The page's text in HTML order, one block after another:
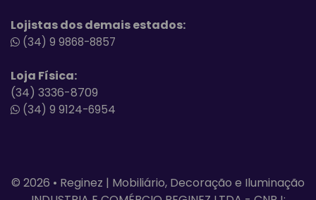
Lojistas dos demais estados:
(34) 9 9868-8857
Loja Física:
(34) 3336-8709
(34) 9 9124-6954
© 2026 • Reginez | Mobiliário, Decoração e Iluminação